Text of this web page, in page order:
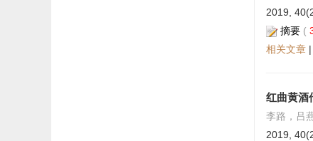
2019,
摘要 (
相关文章 |
红曲黄酒
李路，吕
2019,